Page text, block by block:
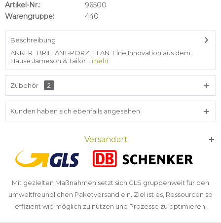
Artikel-Nr.:
96500
Warengruppe:
440
Beschreibung
ANKER BRILLANT-PORZELLAN: Eine Innovation aus dem
Hause Jameson & Tailor...
mehr
Zubehör 2
Kunden haben sich ebenfalls angesehen
Versandart
Mit gezielten Maßnahmen setzt sich GLS gruppenweit für den
umweltfreundlichen Paketversand ein. Ziel ist es, Ressourcen so
effizient wie möglich zu nutzen und Prozesse zu optimieren.